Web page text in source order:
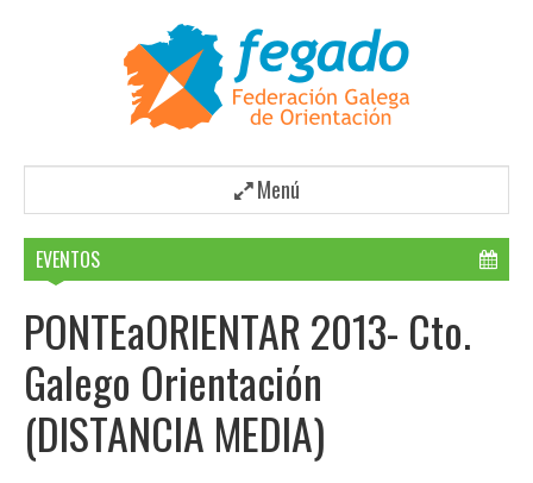
Menú
EVENTOS
PONTEaORIENTAR 2013- Cto.
Galego Orientación
(DISTANCIA MEDIA)